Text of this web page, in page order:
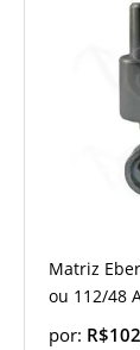
Matriz
ou 112/48
por: